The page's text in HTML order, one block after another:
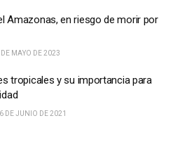
Amazonas, en riesgo de morir por
MAYO DE 2023
tropicales y su importancia para
DE JUNIO DE 2021